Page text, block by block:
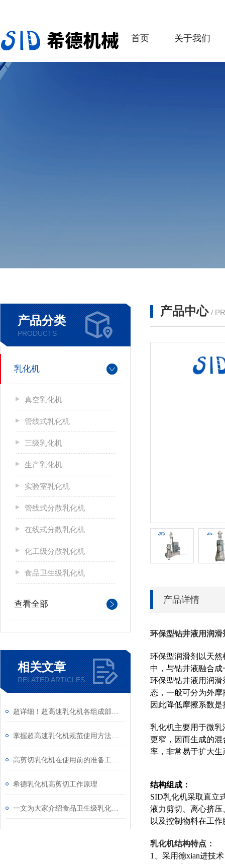
首页 关于我们
产品分类
PRODUCTS
乳化机
真空乳化机
管线式乳化机
三级乳化机
生产乳化机
实验室乳化机
管线式分散乳化机
在线式分散乳化机
化工级分散乳化机
食品卫生级乳化机
查看全部
相关文章
RELATED ARTICLES
希德乳化机高剪切工作原理
产品中心 /
产品详情
环保型钻井液用润滑
环保型润滑剂以天
中，与钻井液融合成
环保型钻井液用润
态，一般可分为外
因此降低摩擦系数
乳化机主要用于微
更窄，因而生成的
率，非常易于扩大生
结构组成：
SID乳化机采取直立
液力剪切、离心挤
以及控制物料在工
乳化机结构特点：
1、采用德xian进技